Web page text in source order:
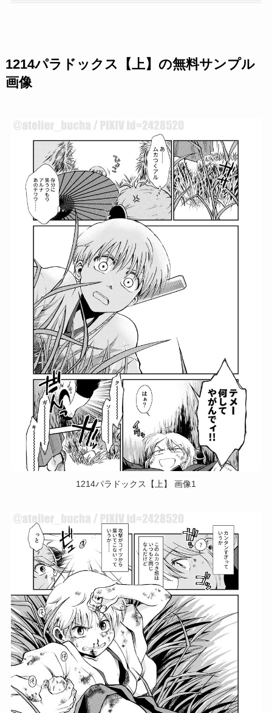
1214パラドックス【上】の無料サンプル
画像
1214パラドックス【上】 画像1